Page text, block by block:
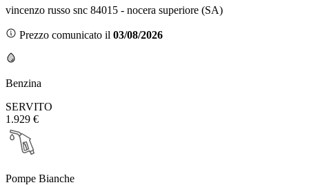
vincenzo russo snc 84015 - nocera superiore (SA)
Prezzo comunicato il 03/08/2026
Benzina
SERVITO
1.929 €
Pompe Bianche